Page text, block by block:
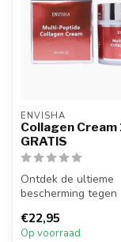
ENVISHA
Collagen Cream
GRATIS
Ontdek de ultieme
bescherming tegen
Multi Peptide Colla...
€22,95
Op voorraad